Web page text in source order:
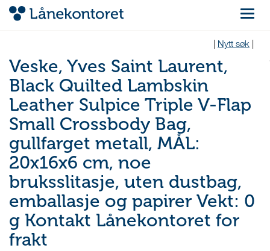
Nytt søk
Veske, Yves Saint Laurent,
Black Quilted Lambskin
Leather Sulpice Triple V-Flap
Small Crossbody Bag,
gullfarget metall, MÅL:
20x16x6 cm, noe
bruksslitasje, uten dustbag,
emballasje og papirer Vekt: 0
g Kontakt Lånekontoret for
frakt